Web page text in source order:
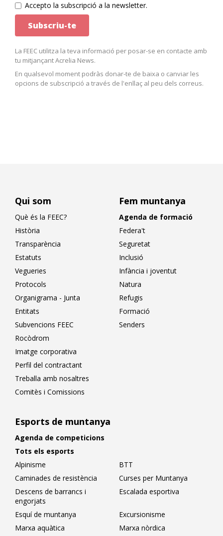
Accepto la subscripció a la newsletter.
La FEEC utilitza la teva informació per posar-se en contacte amb
tu mitjançant Acrelia News.
En qualsevol moment podràs donar-te de baixa o canviar les
opcions de subscripció a través de l'enllaç al peu dels correus.
Qui som
Què és la FEEC?
Història
Transparència
Estatuts
Vegueries
Protocols
Organigrama - Junta
Entitats
Subvencions FEEC
Rocòdrom
Imatge corporativa
Perfil del contractant
Treballa amb nosaltres
Comitès i Comissions
Fem muntanya
Agenda de formació
Federa't
Seguretat
Inclusió
Infància i joventut
Natura
Refugis
Formació
Senders
Esports de muntanya
Agenda de competicions
Tots els esports
Alpinisme
BTT
Caminades de resistència
Curses per Muntanya
Descens de barrancs i
engorjats
Escalada esportiva
Esquí de muntanya
Excursionisme
Marxa aquàtica
Marxa nòrdica